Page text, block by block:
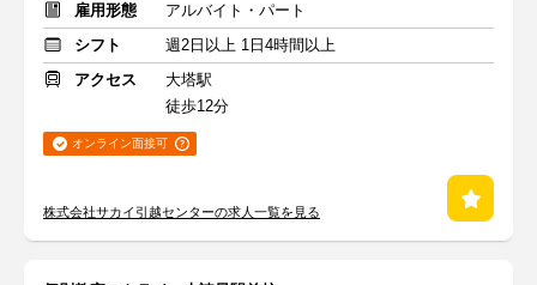
雇用形態
アルバイト・パート
シフト
週2日以上 1日4時間以上
アクセス
大塔駅
徒歩12分
オンライン面接可
株式会社サカイ引越センターの求人一覧を見る